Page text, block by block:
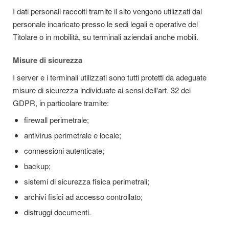
I dati personali raccolti tramite il sito vengono utilizzati dal
personale incaricato presso le sedi legali e operative del
Titolare o in mobilità, su terminali aziendali anche mobili.
Misure di sicurezza
I server e i terminali utilizzati sono tutti protetti da adeguate
misure di sicurezza individuate ai sensi dell'art. 32 del
GDPR, in particolare tramite:
firewall perimetrale;
antivirus perimetrale e locale;
connessioni autenticate;
backup;
sistemi di sicurezza fisica perimetrali;
archivi fisici ad accesso controllato;
distruggi documenti.